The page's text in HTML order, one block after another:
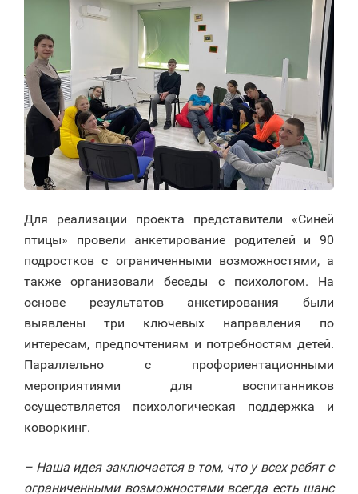
Для реализации проекта представители «Синей
птицы» провели анкетирование родителей и 90
подростков с ограниченными возможностями, а
также организовали беседы с психологом. На
основе результатов анкетирования были
выявлены три ключевых направления по
интересам, предпочтениям и потребностям детей.
Параллельно с профориентационными
мероприятиями для воспитанников
осуществляется психологическая поддержка и
коворкинг.
– Наша идея заключается в том, что у всех ребят с
ограниченными возможностями всегда есть шанс